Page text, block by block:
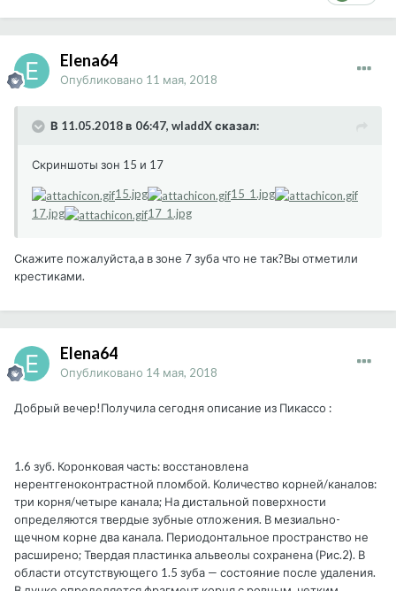
Elena64
Опубликовано 11 мая, 2018
В 11.05.2018 в 06:47, wladdX сказал:
Скриншоты зон 15 и 17
15.jpg
15_1.jpg
17.jpg
17_1.jpg
Скажите пожалуйста,а в зоне 7 зуба что не так?Вы отметили
крестиками.
Elena64
Опубликовано 14 мая, 2018
Добрый вечер!Получила сегодня описание из Пикассо :
1.6 зуб. Коронковая часть: восстановлена
нерентгеноконтрастной пломбой. Количество корней/каналов:
три корня/четыре канала; На дистальной поверхности
определяются твердые зубные отложения. В мезиально-
щечном корне два канала. Периодонтальное пространство не
расширено; Твердая пластинка альвеолы сохранена (Рис.2). В
области отсутствующего 1.5 зуба — состояние после удаления.